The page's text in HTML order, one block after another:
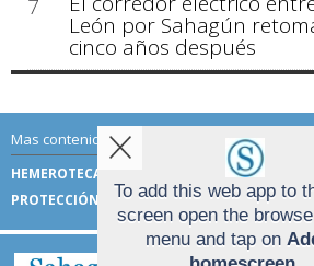
7
León por Sahagún
cinco años después
Mas contenido de Sahagún Digital:
HEMEROTECA
TÉRMINOS
PROTECCIÓN DE DATOS
Aviso sobre el Uso de
Utilizamos cookies
To add this web app to
screen open the
menu and tap on